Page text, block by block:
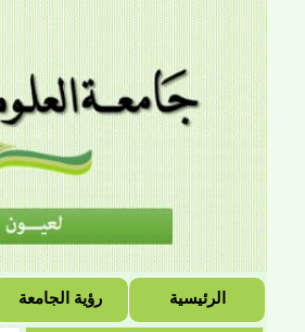
رؤية الجامعة الرئيسية